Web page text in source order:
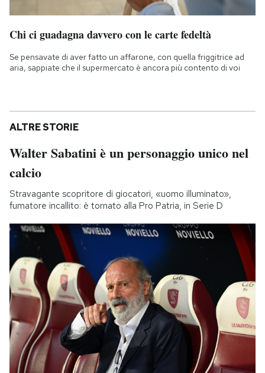
Chi ci guadagna davvero con le carte fedeltà
Se pensavate di aver fatto un affarone, con quella friggitrice ad
aria, sappiate che il supermercato è ancora più contento di voi
ALTRE STORIE
Walter Sabatini è un personaggio unico nel
calcio
Stravagante scopritore di giocatori, «uomo illuminato»,
fumatore incallito: è tornato alla Pro Patria, in Serie D